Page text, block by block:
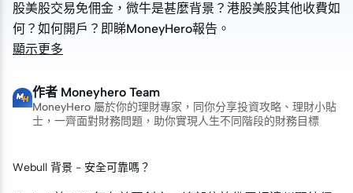
股美股交易免佣金，微牛是甚麼背景？港股美股其他收費如
何？如何開戶？即睇MoneyHero報告。
股美股交易免佣金，微牛是甚麼背景？港股美股其他收費如
何？如何開戶？即睇MoneyHero報告。
顯示更多
作者 Moneyhero Team
MoneyHero 屬於你的理財專家，同你分享投資攻略、理財小貼
士，一齊面對財務問題，助你實現人生不同階段的財務目標
Webull 背景 - 安全可靠嗎？